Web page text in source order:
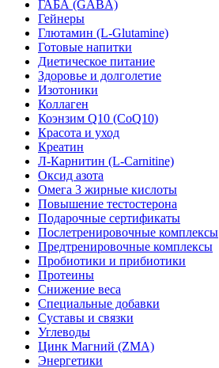
ГАБА (GABA)
Гейнеры
Глютамин (L-Glutamine)
Готовые напитки
Диетическое питание
Здоровье и долголетие
Изотоники
Коллаген
Коэнзим Q10 (CoQ10)
Красота и уход
Креатин
Л-Карнитин (L-Сarnitine)
Оксид азота
Омега 3 жирные кислоты
Повышение тестостерона
Подарочные сертификаты
Послетренировочные комплексы
Предтренировочные комплексы
Пробиотики и прибиотики
Протеины
Снижение веса
Специальные добавки
Суставы и связки
Углеводы
Цинк Магний (ZMA)
Энергетики